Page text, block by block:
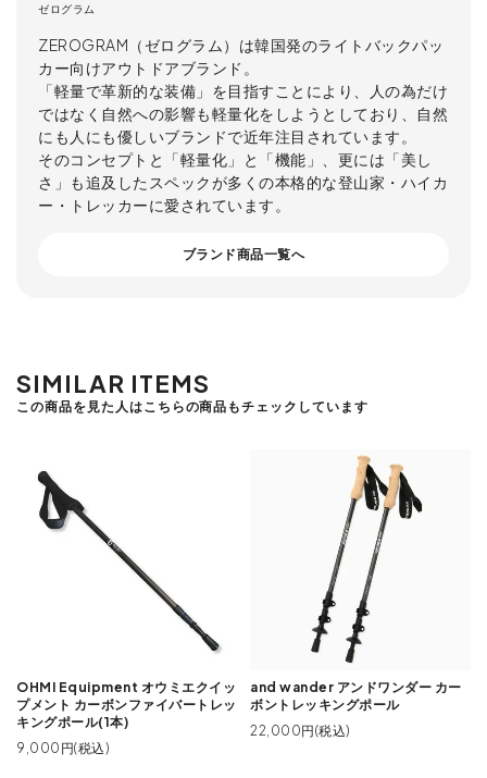
ゼログラム
ZEROGRAM（ゼログラム）は韓国発のライトバックパッ
カー向けアウトドアブランド。
「軽量で革新的な装備」を目指すことにより、人の為だけ
ではなく自然への影響も軽量化をしようとしており、自然
にも人にも優しいブランドで近年注目されています。
そのコンセプトと「軽量化」と「機能」、更には「美し
さ」も追及したスペックが多くの本格的な登山家・ハイカ
ー・トレッカーに愛されています。
ブランド商品一覧へ
SIMILAR ITEMS
この商品を見た人はこちらの商品もチェックしています
OHMI Equipment オウミエクイッ
プメント カーボンファイバートレッ
キングポール(1本)
9,000円(税込)
and wander アンドワンダー カー
ボントレッキングポール
22,000円(税込)